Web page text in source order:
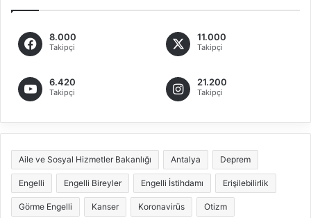
8.000
Takipçi
11.000
Takipçi
6.420
Takipçi
21.200
Takipçi
Aile ve Sosyal Hizmetler Bakanlığı Antalya Deprem
Engelli Engelli Bireyler Engelli İstihdamı Erişilebilirlik
Görme Engelli Kanser Koronavirüs Otizm